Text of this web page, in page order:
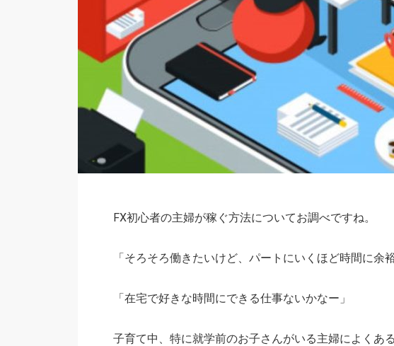
FX初心者の主婦が稼ぐ方法についてお調べですね。
「そろそろ働きたいけど、パートにいくほど時間に余
「在宅で好きな時間にできる仕事ないかなー」
子育て中、特に就学前のお子さんがいる主婦によくあ